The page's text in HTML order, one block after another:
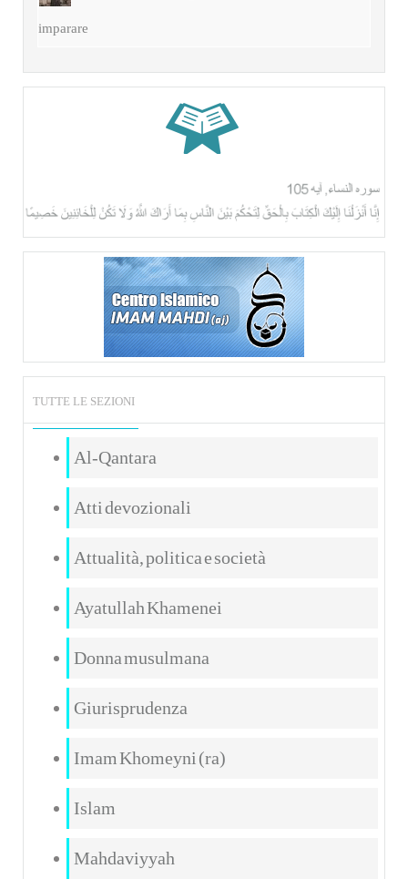
imparare
TUTTE LE SEZIONI
Al-Qantara
Atti devozionali
Attualità, politica e società
Ayatullah Khamenei
Donna musulmana
Giurisprudenza
Imam Khomeyni (ra)
Islam
Mahdaviyyah